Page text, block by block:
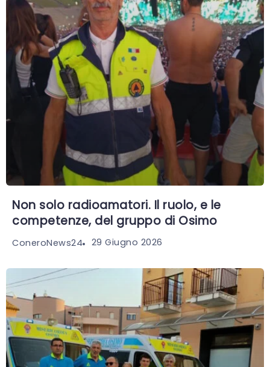
Non solo radioamatori. Il ruolo, e le
competenze, del gruppo di Osimo
ConeroNews24 29 Giugno 2026